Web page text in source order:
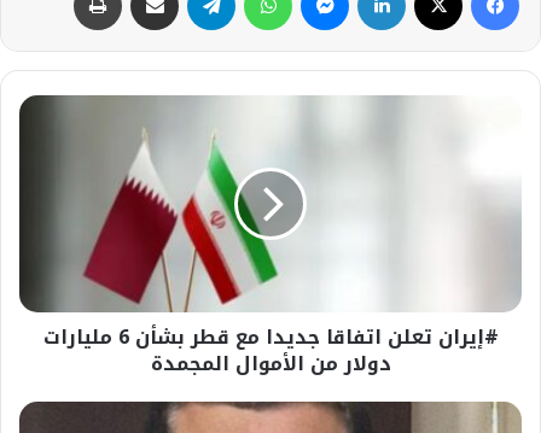
جديدا
مع
مليارات
دولار
المجمدة
#إيران تعلن اتفاقا جديدا مع قطر بشأن 6 مليارات
دولار من الأموال المجمدة
حال